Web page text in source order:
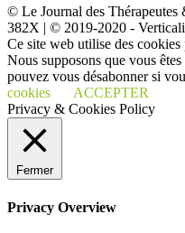
© Le Journal des
382X | © 2019-2020 -
Ce site web utilise des
Nous supposons que vous
pouvez vous désabonner si
cookies
ACCEPTER
Privacy & Cookies Policy
Fermer
Privacy Overview